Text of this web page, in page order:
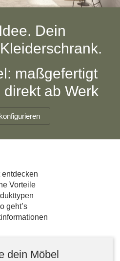
Polstermöbel
Sofa
Sessel
Hocker
der
Selection
Outdoorküche
der
Dein
maßgefertigt
ab Werk
entdecken
Vorteile
geht’s
dein Möbel